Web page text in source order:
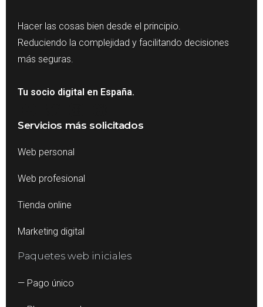
Hacer las cosas bien desde el principio.
Reduciendo la complejidad y facilitando decisiones
más seguras.
Tu socio digital en España.
Servicios más solicitados
Web personal
Web profesional
Tienda online
Marketing digital
Paquetes web iniciales
— Pago único